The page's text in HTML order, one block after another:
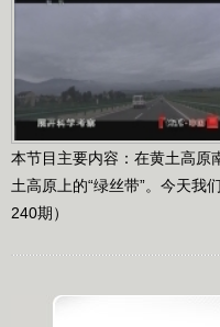
本节目主要内容：在黄土高原
土高原上的“绿丝带”。今天
240期）